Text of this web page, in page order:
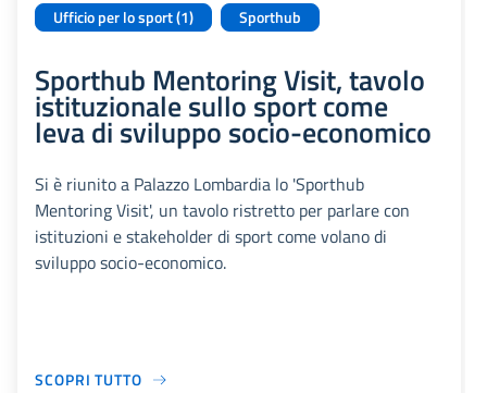
Ufficio per lo sport (1)
Sporthub
Sporthub Mentoring Visit, tavolo
istituzionale sullo sport come
leva di sviluppo socio-economico
Si è riunito a Palazzo Lombardia lo 'Sporthub
Mentoring Visit', un tavolo ristretto per parlare con
istituzioni e stakeholder di sport come volano di
sviluppo socio-economico.
SCOPRI TUTTO